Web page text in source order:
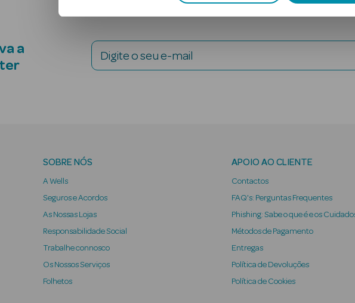
a
Digite o seu e-mail
SOBRE NÓS
A Wells
Seguros e Acordos
As Nossas Lojas
Responsabilidade Social
Trabalhe connosco
Os Nossos Serviços
Folhetos
APOIO AO CLIENTE
Contactos
FAQ's: Perguntas Frequentes
Phishing: Sabe o que é e os
Métodos de Pagamento
Entregas
Política de Devoluções
Política de Cookies